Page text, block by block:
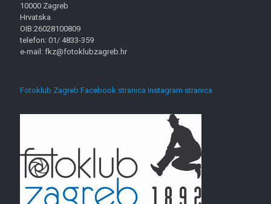
10000 Zagreb
Hrvatska
OIB:26028100809
telefon: 01/ 4833-359
e-mail: fkz@fotoklubzagreb.hr
Fotoklub Zagreb Facebook stranica Instagram stranica